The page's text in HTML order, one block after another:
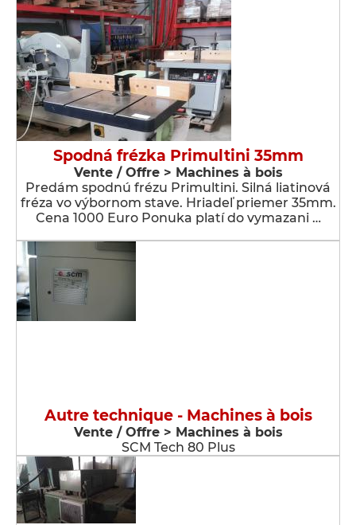
Spodná frézka Primultini 35mm
Vente / Offre > Machines à bois
Predám spodnú frézu Primultini. Silná liatinová
fréza vo výbornom stave. Hriadeľ priemer 35mm.
Cena 1000 Euro Ponuka platí do vymazani …
Autre technique - Machines à bois
Vente / Offre > Machines à bois
SCM Tech 80 Plus